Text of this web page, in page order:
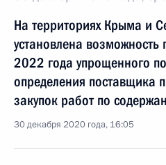
На территориях Крыма и
установлена
2022 года упрощенного
определения поставщика
закупок работ по
30 декабря 2020 года, 16:05